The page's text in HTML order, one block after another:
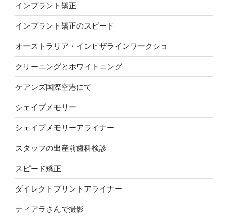
インプラント矯正
インプラント矯正のスピード
オーストラリア・インビザラインワークショ
クリーニングとホワイトニング
ケアンズ国際空港にて
シェイプメモリー
シェイプメモリーアライナー
スタッフの出産前歯科検診
スピード矯正
ダイレクトプリントアライナー
ティアラさんで撮影